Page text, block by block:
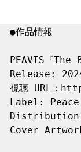
●作品情報
PEAVIS『
Release:
視聴 URL：
Label:
Distribution:
Cover